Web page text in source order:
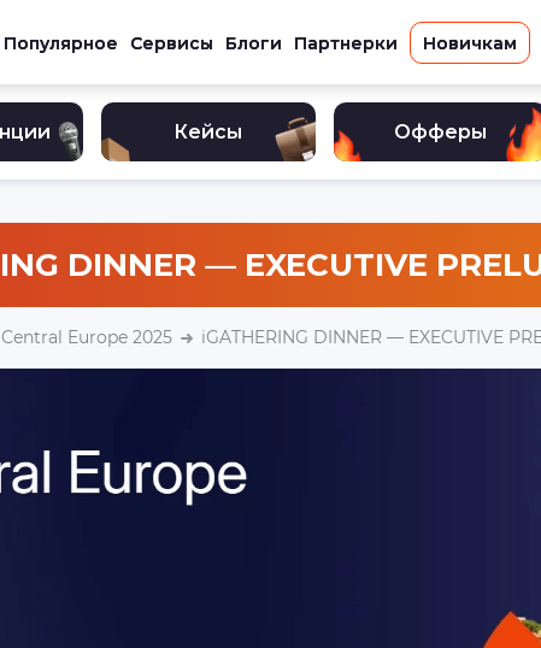
Популярное Сервисы Блоги Партнерки Новичкам
Кейсы Офферы
DINNER — EXECUTIVE
Europe 2025 iGATHERING DINNER — EXECUTIVE